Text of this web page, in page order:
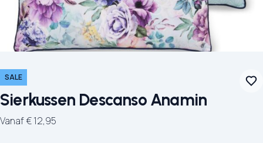
SALE
Sierkussen Descanso Anamin
Vanaf€12,95